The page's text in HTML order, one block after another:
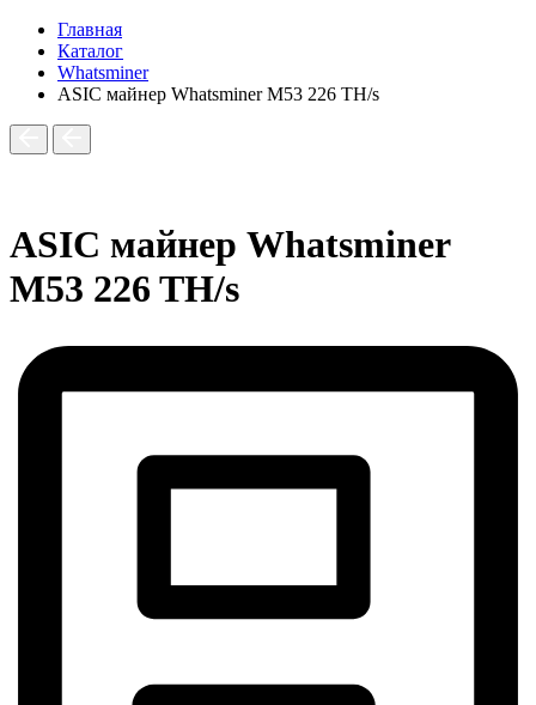
Главная
Каталог
Whatsminer
ASIC майнер Whatsminer M53 226 TH/s
ASIC майнер Whatsminer
M53 226 TH/s